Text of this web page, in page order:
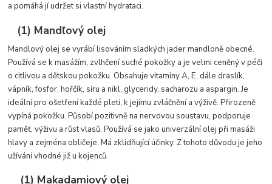
a pomáhá jí udržet si vlastní hydrataci.
(1) Mandľový olej
Mandlový olej se vyrábí lisováním sladkých jader mandloně obecné.
Používá se k masážím, zvlhčení suché pokožky a je velmi ceněný v péči
o citlivou a dětskou pokožku. Obsahuje vitaminy A, E, dále draslík,
vápník, fosfor, hořčík, síru a nikl, glyceridy, sacharozu a aspargin. Je
ideální pro ošetření každé pleti, k jejímu zvláčnění a výživě. Přirozeně
vypíná pokožku. Působí pozitivně na nervovou soustavu, podporuje
paměť, výživu a růst vlasů. Používá se jako univerzální olej při masáži
hlavy a zejména obličeje. Má zklidňující účinky. Z tohoto důvodu je jeho
užívání vhodné již u kojenců.
(1) Makadamiový olej